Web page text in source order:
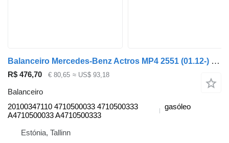
Balanceiro Mercedes-Benz Actros MP4 2551 (01.12-) 20100347110 para camião tractor Mercedes-Benz Actros MP4 Antos Arocs (2012-)
R$ 476,70 € 80,65 ≈ US$ 93,18
Balanceiro
20100347110 4710500033 4710500333
A4710500033 A4710500333
gasóleo
Estónia, Tallinn